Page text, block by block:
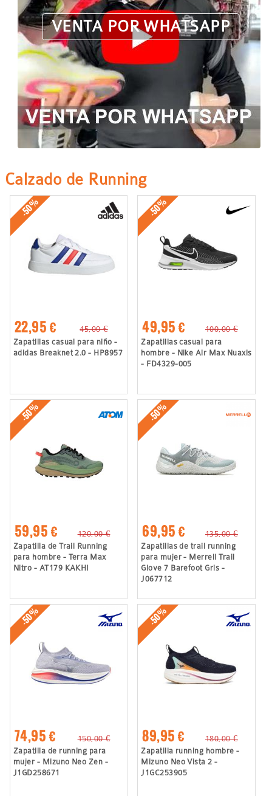
VENTA POR WHATSAPP
Calzado de Running
-50%
22,95 €
45,00 €
Zapatillas casual para niño -
adidas Breaknet 2.0 - HP8957
-50%
49,95 €
100,00 €
Zapatillas casual para
hombre - Nike Air Max Nuaxis
- FD4329-005
-50%
59,95 €
120,00 €
Zapatilla de Trail Running
para hombre - Terra Max
Nitro - AT179 KAKHI
-50%
69,95 €
135,00 €
Zapatillas de trail running
para mujer - Merrell Trail
Glove 7 Barefoot Gris -
J067712
-50%
74,95 €
150,00 €
Zapatilla de running para
mujer - Mizuno Neo Zen -
J1GD258671
-50%
89,95 €
180,00 €
Zapatilla running hombre -
Mizuno Neo Vista 2 -
J1GC253905